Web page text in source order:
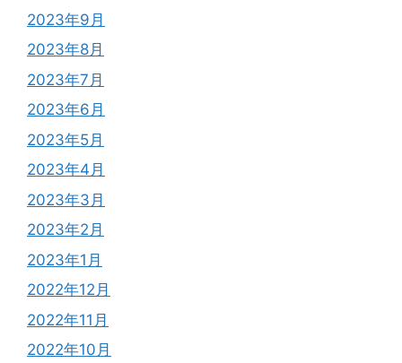
2023年9月
2023年8月
2023年7月
2023年6月
2023年5月
2023年4月
2023年3月
2023年2月
2023年1月
2022年12月
2022年11月
2022年10月